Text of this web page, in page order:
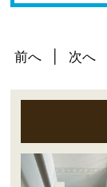
前へ 次へ